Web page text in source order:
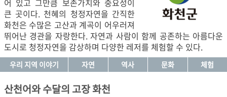
어 있고 그만큼 보존가치와 중요성이
큰 곳이다. 천혜의 청정자연을 간직한
화천은 수많은 고산과 계곡이 어우러져
뛰어난 경관을 자랑한다. 자연과 사람이 함께 공존하는 아름다운
도시로 청정자연을 감상하며 다양한 레저를 체험할 수 있다.
우리 지역 이야기 자연 역사 문화 체험
산천어와 수달의 고장 화천